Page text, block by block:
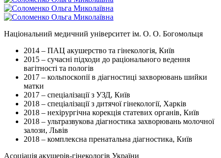
Національний медичний університет ім. О. О. Богомольця
2014 – ПАЦ акушерство та гінекологія, Київ
2015 – сучасні підходи до раціонального ведення
вагітності та пологів
2017 – кольпоскопії в діагностиці захворювань шийки
матки
2017 – спеціалізації з УЗД, Київ
2018 – спеціалізації з дитячої гінекології, Харків
2018 – нехірургічна корекція статевих органів, Київ
2018 – ультразвукова діагностика захворювань молочної
залози, Львів
2018 – комплексна пренатальна діагностика, Київ
Асоціація акушерів-гінекологів України